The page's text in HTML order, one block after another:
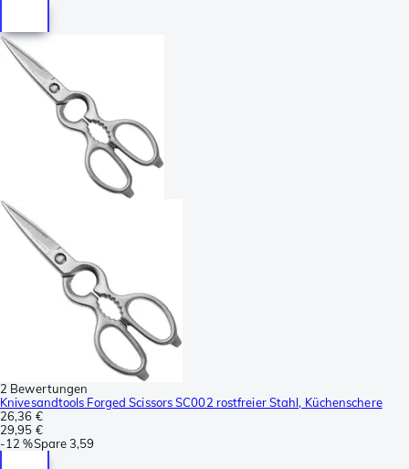
2 Bewertungen
Knivesandtools Forged Scissors SC002 rostfreier Stahl, Küchenschere
26,36 €
29,95 €
-12 %Spare3,59